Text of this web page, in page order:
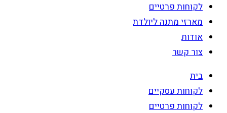
לקוחות פרטיים
מארזי מתנה ליולדת
אודות
צור קשר
בית
לקוחות עסקיים
לקוחות פרטיים